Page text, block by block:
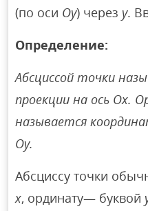
(по оси Оу) через у.
Определение:
Абсциссой точки
проекции на ось Ох.
называется
Оу.
Абсциссу точки
х, ординату— буквой